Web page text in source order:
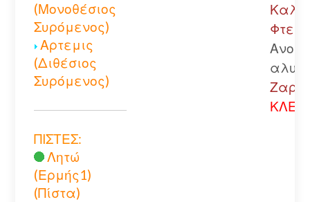
(Μονοθέσιος
Συρόμενος)
Αρτεμις
(Διθέσιος
Συρόμενος)
ΠΙΣΤΕΣ:
Λητώ
(Ερμής1)
(Πίστα)